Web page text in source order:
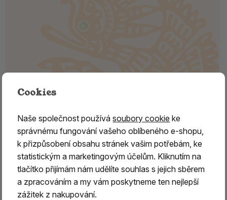
KADIDLO Somálsko, MAYDI
Různé druhy kadidlovníkuz čeledi březulovitých,
rostoucí především v Arábii, Jemenu, Ománu,
Somálsku, ale i v Indii, produkují nejznámější a
nejproslulejší pryskyřici – kadidlo, zvané též olibanum.
Cookies
Naše společnost používásoubory cookie ke
správnému fungování vašeho oblíbeného e-shopu,
k přizpůsobení obsahu stránek vašim potřebám, ke
statistickým a marketingovým účelům. Kliknutím na
tlačítko přijímám nám udělíte souhlas s jejich sběrem
a zpracováním a my vám poskytneme ten nejlepší
zážitek z nakupování.